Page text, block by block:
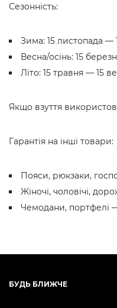
Сезонність:
Зима: 15 листопада —
Весна/осінь: 15
Літо: 15 травня — 15
Якщо взуття
Гарантія на інші товари:
Пояси, рюкзаки,
Жіночі, чоловічі,
Чемодани, портфелі
БУДЬ БЛИЖЧЕ